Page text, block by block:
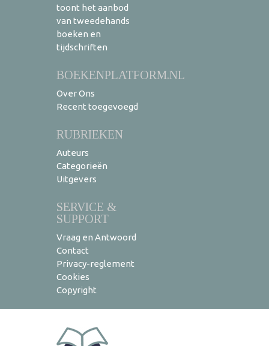
toont het aanbod
van tweedehands
boeken en
tijdschriften
BOEKENPLATFORM.NL
Over Ons
Recent toegevoegd
RUBRIEKEN
Auteurs
Categorieën
Uitgevers
SERVICE &
SUPPORT
Vraag en Antwoord
Contact
Privacy-reglement
Cookies
Copyright